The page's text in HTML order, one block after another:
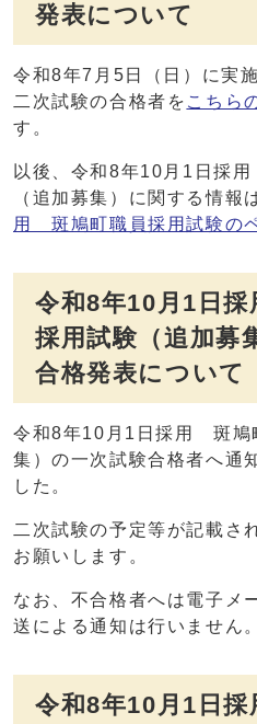
発表について
令和8年7月5日（日）に実
二次試験の合格者を こちら
す。
以後、令和8年10月1日採
（追加募集）に関する情報
用 斑鳩町職員採用試験の
令和8年10月1日
採用試験（追加募
合格発表について
令和8年10月1日採用 斑鳩
集）の一次試験合格者へ通
した。
二次試験の予定等が記載さ
お願いします。
なお、不合格者へは電子メ
送による通知は行いません。
令和8年10月1日